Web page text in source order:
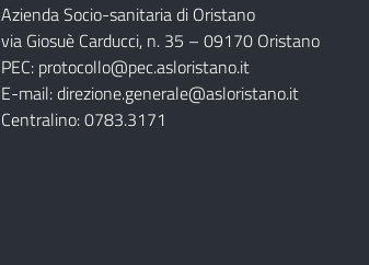
Azienda Socio-sanitaria di Oristano
via Giosuè Carducci, n. 35 – 09170 Oristano
PEC: protocollo@pec.asloristano.it
E-mail:direzione.generale@asloristano.it
Centralino: 0783.3171